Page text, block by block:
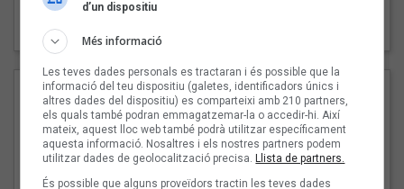
d’un dispositiu
Més informació
Les teves dades personals es tractaran i és possible que la
informació del teu dispositiu (galetes, identificadors únics i
altres dades del dispositiu) es comparteixi amb 210 partners,
els quals també podran emmagatzemar-la o accedir-hi. Així
mateix, aquest lloc web també podrà utilitzar específicament
aquesta informació. Nosaltres i els nostres partners podem
utilitzar dades de geolocalització precisa. Llista de partners.
És possible que alguns proveïdors tractin les teves dades